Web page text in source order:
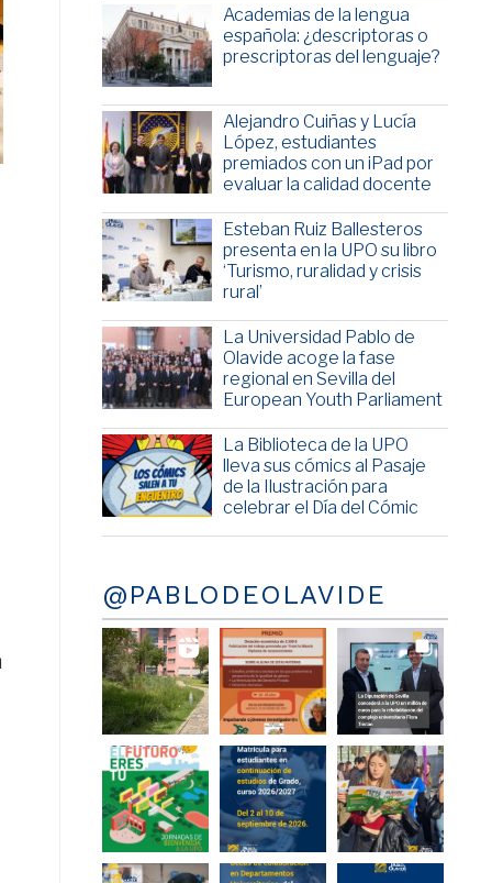
Academias de la lengua
española: ¿descriptoras o
prescriptoras del lenguaje?
Alejandro Cuiñas y Lucía
López, estudiantes
premiados con un iPad por
evaluar la calidad docente
Esteban Ruiz Ballesteros
presenta en la UPO su libro
‘Turismo, ruralidad y crisis
rural’
La Universidad Pablo de
Olavide acoge la fase
regional en Sevilla del
European Youth Parliament
La Biblioteca de la UPO
lleva sus cómics al Pasaje
de la Ilustración para
celebrar el Día del Cómic
@PABLODEOLAVIDE